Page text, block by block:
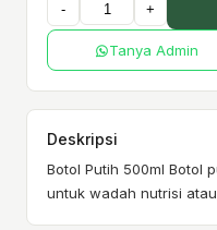
- +
Tanya Admin
Deskripsi
Botol Putih 500ml Botol
untuk wadah nutrisi